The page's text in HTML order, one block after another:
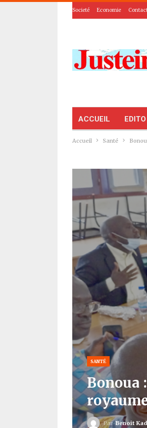
Societé Economie
ACCUEIL EDITO
Accueil Santé
SANTÉ
Bonoua
Par Benoit